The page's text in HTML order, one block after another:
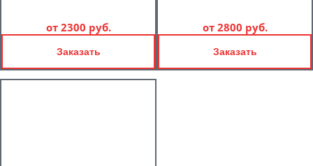
от 2300 руб.
Заказать
от 2800 руб.
Заказать